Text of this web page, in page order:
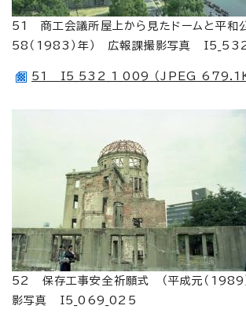
51 商工会議所屋上から見たドームと平和
58（1983）年） 広報課撮影写真
51 I5_532_1_009 （JPEG
52 保存工事安全祈願式 （平成元（1989
影写真 I5_069_025